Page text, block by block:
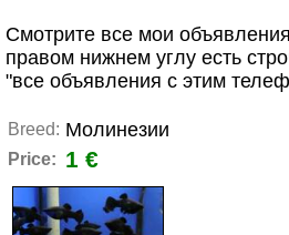
Смотрите все мои
правом нижнем углу есть
"все объявления с этим
Breed: Молинезии
Price: 1 €